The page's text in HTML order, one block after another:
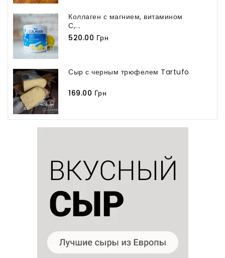
Коллаген с магнием, витамином
С,...
520.00 Грн
Сыр с черным трюфелем Tartufo
169.00 Грн